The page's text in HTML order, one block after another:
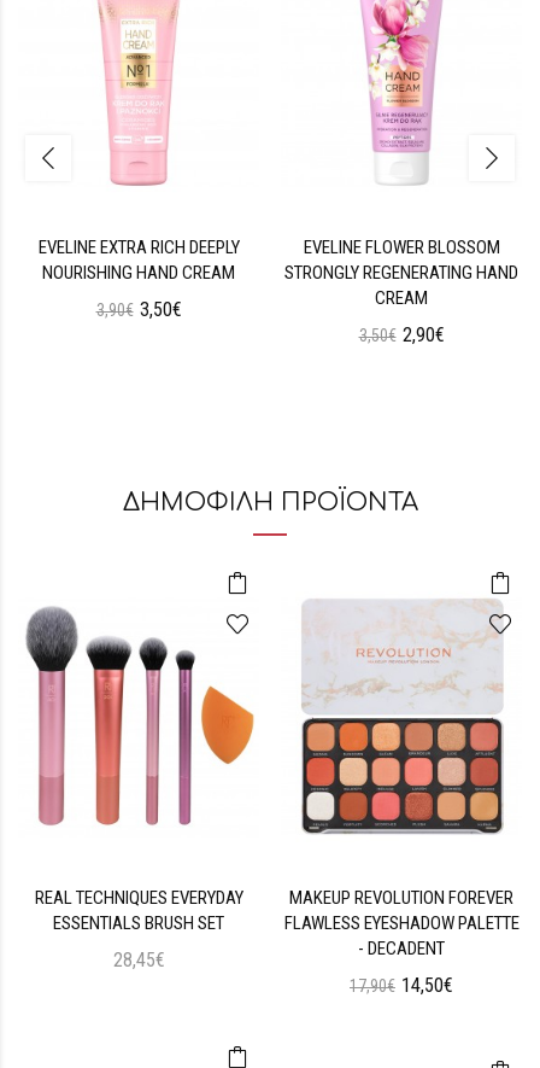
EVELINE EXTRA RICH DEEPLY
NOURISHING HAND CREAM
3,90€ 3,50€
EVELINE FLOWER BLOSSOM
STRONGLY REGENERATING HAND
CREAM
3,50€ 2,90€
ΔΗΜΟΦΙΛΗ ΠΡΟΪΟΝΤΑ
REAL TECHNIQUES EVERYDAY
ESSENTIALS BRUSH SET
28,45€
MAKEUP REVOLUTION FOREVER
FLAWLESS EYESHADOW PALETTE
- DECADENT
17,90€ 14,50€